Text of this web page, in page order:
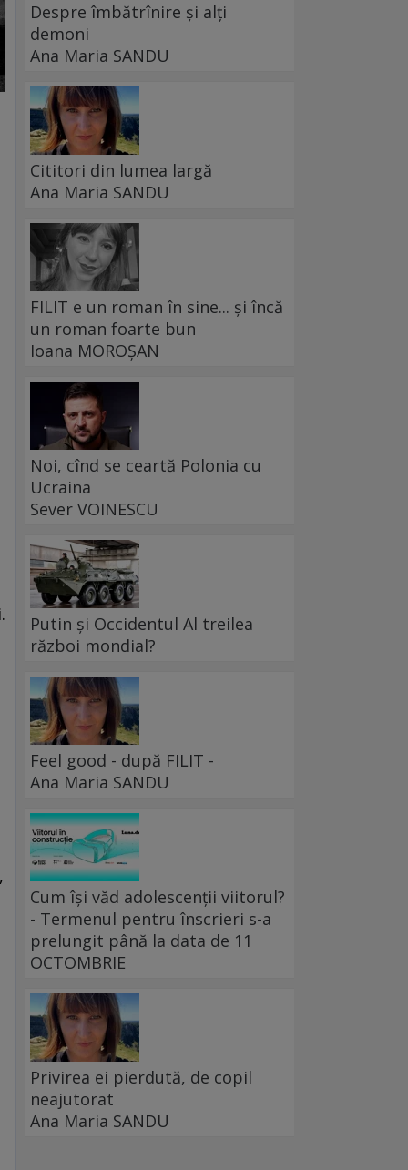
Despre îmbătrînire și alți
demoni
Ana Maria SANDU
Cititori din lumea largă
Ana Maria SANDU
FILIT e un roman în sine... și încă
un roman foarte bun
Ioana MOROȘAN
Noi, cînd se ceartă Polonia cu
Ucraina
Sever VOINESCU
Putin și Occidentul Al treilea
război mondial?
Feel good - după FILIT -
Ana Maria SANDU
Cum își văd adolescenții viitorul?
- Termenul pentru înscrieri s-a
prelungit până la data de 11
OCTOMBRIE
Privirea ei pierdută, de copil
neajutorat
Ana Maria SANDU